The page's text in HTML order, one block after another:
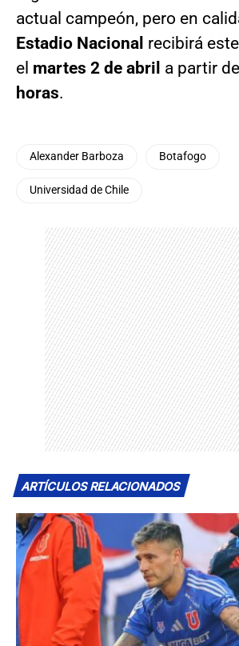
actual campeón, pero en
Estadio Nacional recibirá
el martes 2 de abril a partir
horas.
Alexander Barboza Botafogo
Universidad de Chile
ARTÍCULOS RELACIONADOS